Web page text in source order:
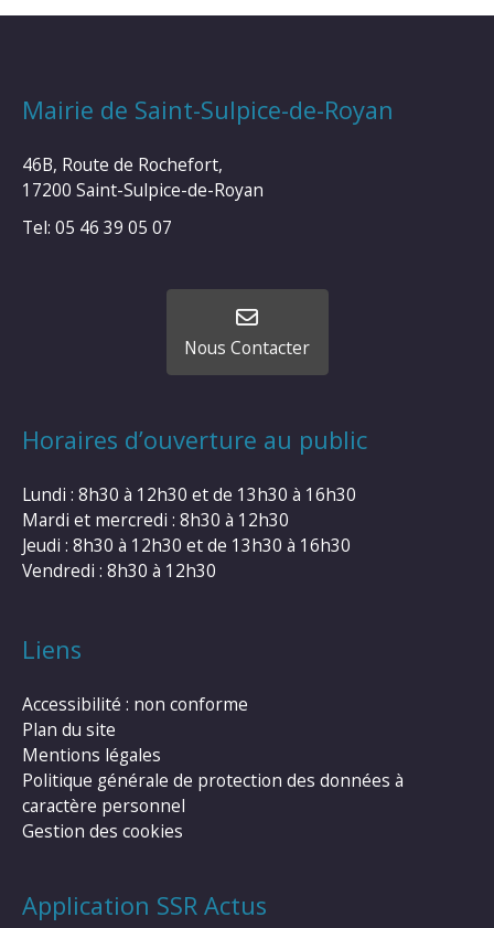
Mairie de Saint-Sulpice-de-Royan
46B, Route de Rochefort,
17200 Saint-Sulpice-de-Royan
Tel: 05 46 39 05 07
Nous Contacter
Horaires d’ouverture au public
Lundi : 8h30 à 12h30 et de 13h30 à 16h30
Mardi et mercredi : 8h30 à 12h30
Jeudi : 8h30 à 12h30 et de 13h30 à 16h30
Vendredi : 8h30 à 12h30
Liens
Accessibilité : non conforme
Plan du site
Mentions légales
Politique générale de protection des données à
caractère personnel
Gestion des cookies
Application SSR Actus